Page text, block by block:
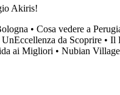
Akiris!
• Cosa vedere a
da Scoprire • Il
ai Migliori • Nubian